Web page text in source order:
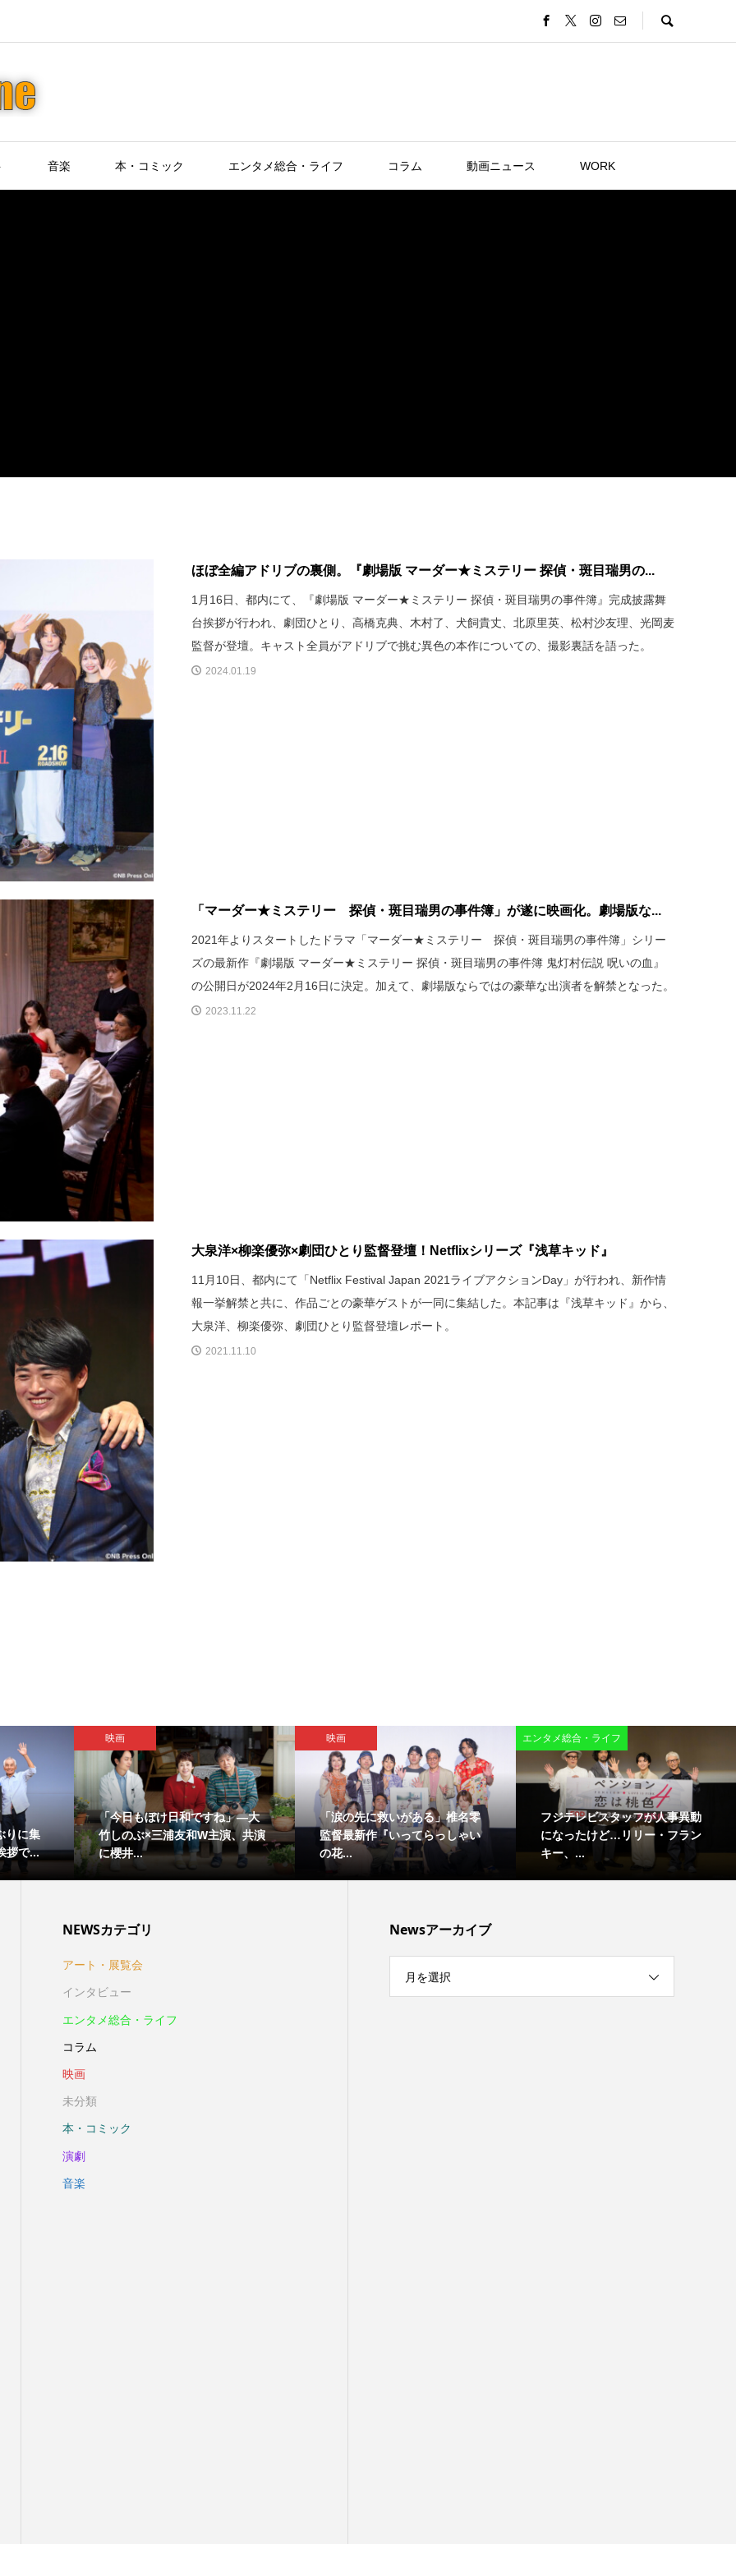
音楽 本・コミック エンタメ総合・ライフ コラム 動画ニュース WORK
ほぼ全編アドリブの裏側。『劇場版 マーダー★ミステリー 探偵・斑目瑞男の...
1月16日、都内にて、『劇場版 マーダー★ミステリー 探偵・斑目瑞男の事件簿』完成披露舞
台挨拶が行われ、劇団ひとり、高橋克典、木村了、犬飼貴丈、北原里英、松村沙友理、光岡麦
監督が登壇。キャスト全員がアドリブで挑む異色の本作についての、撮影裏話を語った。
2024.01.19
「マーダー★ミステリー 探偵・斑目瑞男の事件簿」が遂に映画化。劇場版な...
2021年よりスタートしたドラマ「マーダー★ミステリー 探偵・斑目瑞男の事件簿」シリー
ズの最新作『劇場版 マーダー★ミステリー 探偵・斑目瑞男の事件簿 鬼灯村伝説 呪いの血』
の公開日が2024年2月16日に決定。加えて、劇場版ならではの豪華な出演者を解禁となった。
2023.11.22
大泉洋×柳楽優弥×劇団ひとり監督登壇！Netflixシリーズ『浅草キッド』
11月10日、都内にて「Netflix Festival Japan 2021ライブアクションDay」が行われ、新作情
報一挙解禁と共に、作品ごとの豪華ゲストが一同に集結した。本記事は『浅草キッド』から、
大泉洋、柳楽優弥、劇団ひとり監督登壇レポート。
2021.11.10
々歌、
号泣！
エンタメ総合・ライフ
鈴鹿央士、連ドラ単独初主演作
で「法廷ラップ」に挑戦！稲垣
吾郎...
エンタメ総合・ライフ
『サイボーグ009 ネメシス』先
行上映会レポート：梶裕貴、中
村悠...
映画
染谷将太は“ステルス”の権
化！？唐田えりか＆くるまも驚
愕の「現...
NEWSカテゴリ
アート・展覧会
インタビュー
エンタメ総合・ライフ
コラム
映画
未分類
本・コミック
演劇
音楽
Newsアーカイブ
月を選択